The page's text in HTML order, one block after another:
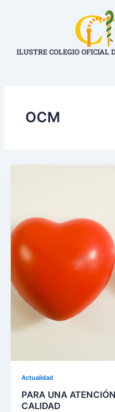
ILUSTRE COLEGIO OFICIAL
OCM
Actualidad
PARA UNA
CALIDAD